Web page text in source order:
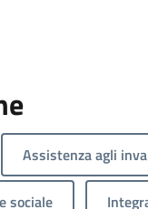
Assistenza agli
sociale